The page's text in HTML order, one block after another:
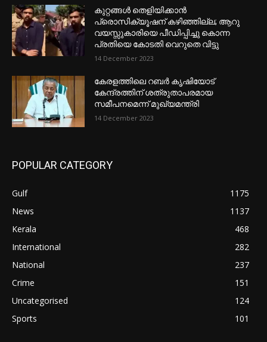
കുറ്റങ്ങൾ തെളിയിക്കാൻ
പ്രൊസിക്യൂഷന് കഴിഞ്ഞില്ല; ആറു
വയസ്സുകാരിയെ പീഡിപ്പിച്ചു കൊന്ന
പ്രതിയെ കോടതി വെറുതെ വിട്ടു
14 December 2023
കേരളത്തിലെ റബർ കൃഷിയോട്
കേന്ദ്രത്തിന് ശത്രുതാപരമായ
സമീപനമെന്ന് മുഖ്യമന്ത്രി
14 December 2023
POPULAR CATEGORY
Gulf
1175
News
1137
Kerala
468
International
282
National
237
Crime
151
Uncategorised
124
Sports
101